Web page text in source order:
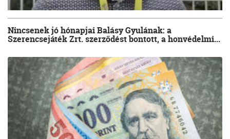
Nincsenek jó hónapjai Balásy Gyulának: a
Szerencsejáték Zrt. szerződést bontott, a honvédelmi...